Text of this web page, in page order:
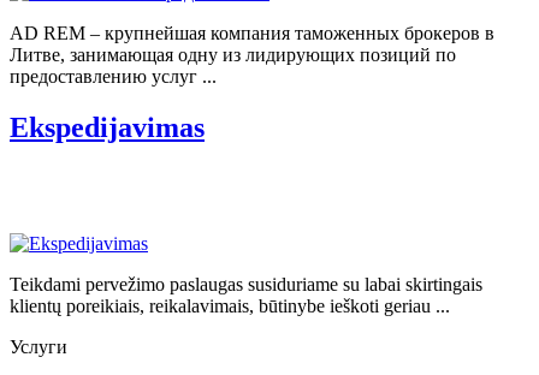
AD REM – крупнейшая компания таможенных брокеров в
Литве, занимающая одну из лидирующих позиций по
предоставлению услуг ...
Ekspedijavimas
Teikdami pervežimo paslaugas susiduriame su labai skirtingais
klientų poreikiais, reikalavimais, būtinybe ieškoti geriau ...
Услуги